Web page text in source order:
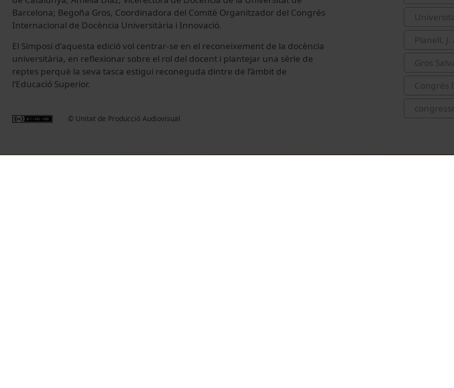
Barcelona; Begoña Gros, Coordinadora del Comitè Organitzador del Congrés
Internacional de Docència Universitària i Innovació.
El Simposi d’aquesta edició vol centrar-se en el reconeixement de la docència
universitària, en reflexionar sobre el rol del docent i plantejar una sèrie de
reptes perquè la seva tasca estigui reconeguda dintre de l’àmbit de
l’Educació Superior.
© Unitat de Producció Audiovisual
Planell,
Gros
Congrés